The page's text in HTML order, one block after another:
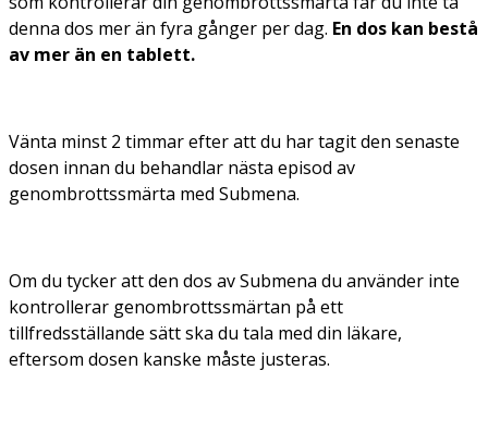
denna dos mer än fyra gånger per dag. En dos kan bestå
av mer än en tablett.
Vänta minst 2 timmar efter att du har tagit den senaste
dosen innan du behandlar nästa episod av
genombrottssmärta med Submena.
Om du tycker att den dos av Submena du använder inte
kontrollerar genombrottssmärtan på ett
tillfredsställande sätt ska du tala med din läkare,
eftersom dosen kanske måste justeras.